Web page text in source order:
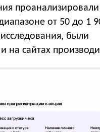
от 50 до 1
были
на сайтах